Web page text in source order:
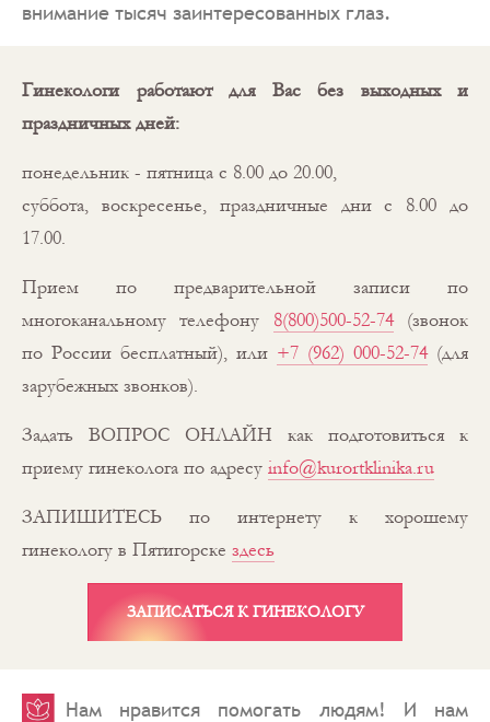
внимание тысяч заинтересованных глаз.
Гинекологи работают для Вас без выходных и
праздничных дней:
понедельник - пятница с 8.00 до 20.00,
суббота, воскресенье, праздничные дни с 8.00 до
17.00.
Прием по предварительной записи по
многоканальному телефону 8(800)500-52-74(звонок
по России бесплатный), или +7 (962) 000-52-74(для
зарубежных звонков).
Задать ВОПРОС ОНЛАЙН как подготовиться к
приему гинеколога по адресу info@kurortklinika.ru
ЗАПИШИТЕСЬ по интернету к хорошему
гинекологу в Пятигорске здесь
ЗАПИСАТЬСЯ К ГИНЕКОЛОГУ
Нам нравится помогать людям! И нам